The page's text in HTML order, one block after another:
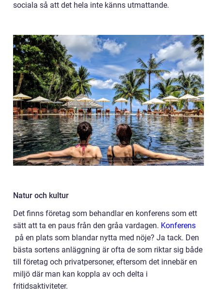
sociala så att det hela inte känns utmattande.
Natur och kultur
Det finns företag som behandlar en konferens som ett
sätt att ta en paus från den gråa vardagen. Konferens
på en plats som blandar nytta med nöje? Ja tack. Den
bästa sortens anläggning är ofta de som riktar sig både
till företag och privatpersoner, eftersom det innebär en
miljö där man kan koppla av och delta i
fritidsaktiviteter.